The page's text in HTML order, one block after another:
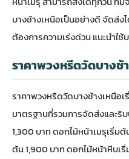
บางช้างเหนือเป็นอย่างดี จัดส่ง
ต้องการความเร่งด่วน แนะนำใช้
ราคาพวงหรีดวัดบางช้
ราคาพวงหรีดวัดบางช้างเหนือ
มาตรฐานที่รวมการจัดส่งและริ
1,300 บาท ดอกไม้หน้าเมรุเริ่
ต้น 1,900 บาท ดอกไม้หน้าหีบเ